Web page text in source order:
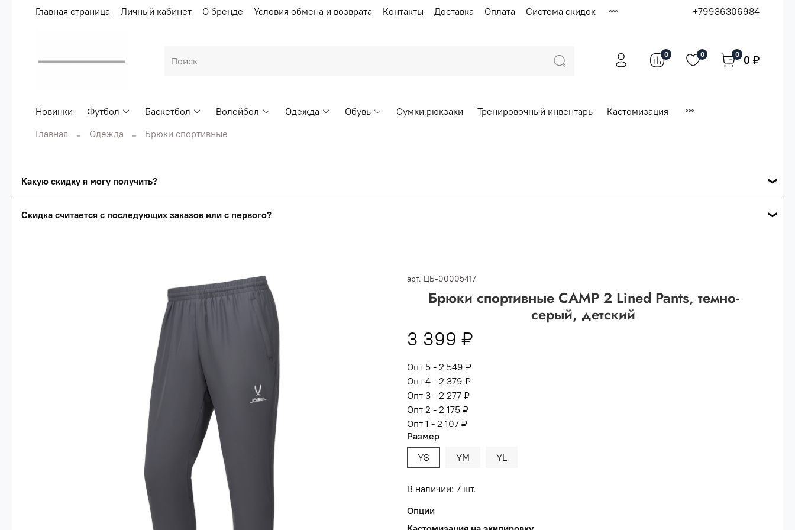
Главная страница Личный кабинет О бренде Условия обмена и возврата Контакты Доставка Оплата Система скидок +79936306984
0 0 0 0 ₽
Новинки Футбол Баскетбол Волейбол Одежда Обувь Сумки,рюкзаки Тренировочный инвентарь
Кастомизация
Главная
Одежда Брюки спортивные
Какую скидку я могу получить?
Опт 4(30%) - сумма всех заказов за 6 месяцев - 30.000 рублей.
Опт 3 - сумма всех заказов за 6 месяцев 80.000 рублей
Опт 2
Скидка считается с последующих заказов или с первого?
арт. ЦБ-00005417
Брюки спортивные CAMP 2 Lined Pants, темно-
серый, детский
3 399 ₽
Опт 5 - 2 549 ₽
Опт 4 - 2 379 ₽
Опт 3 - 2 277 ₽
Опт 2 - 2 175 ₽
Опт 1 - 2 107 ₽
Размер
YS
YM YL
В наличии: 7 шт.
Опции